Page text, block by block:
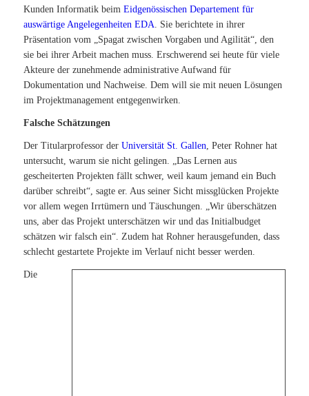
Kunden Informatik beim Eidgenössischen Departement für
auswärtige Angelegenheiten EDA . Sie berichtete in ihrer
Präsentation vom „Spagat zwischen Vorgaben und Agilität“, den
sie bei ihrer Arbeit machen muss. Erschwerend sei heute für viele
Akteure der zunehmende administrative Aufwand für
Dokumentation und Nachweise. Dem will sie mit neuen Lösungen
im Projektmanagement entgegenwirken.
Falsche Schätzungen
Der Titularprofessor der Universität St. Gallen , Peter Rohner hat
untersucht, warum sie nicht gelingen. „Das Lernen aus
gescheiterten Projekten fällt schwer, weil kaum jemand ein Buch
darüber schreibt“, sagte er. Aus seiner Sicht missglücken Projekte
vor allem wegen Irrtümern und Täuschungen. „Wir überschätzen
uns, aber das Projekt unterschätzen wir und das Initialbudget
schätzen wir falsch ein“. Zudem hat Rohner herausgefunden, dass
schlecht gestartete Projekte im Verlauf nicht besser werden.
Die